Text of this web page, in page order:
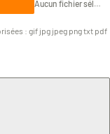
: gif jpg jpeg png txt pdf